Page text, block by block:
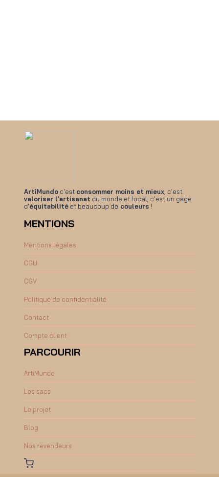
ArtiMundo c'est consommer moins et mieux , c'est
valoriser l'artisanat du monde et local, c'est un gage
d'équitabilité et beaucoup de couleurs !
MENTIONS
Mentions légales
CGU
CGV
Politique de confidentialité
Contact
Compte client
PARCOURIR
ArtiMundo
Les sacs
Le projet
Blog
Nos revendeurs